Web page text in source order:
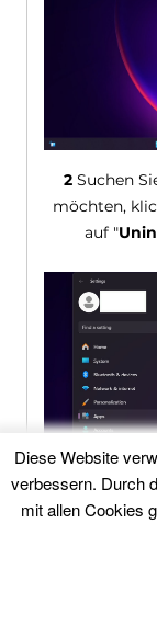
2Suchen
möchten,
auf "
Folgen
Diese Website
verbessern. Durch
mit allen Cookies